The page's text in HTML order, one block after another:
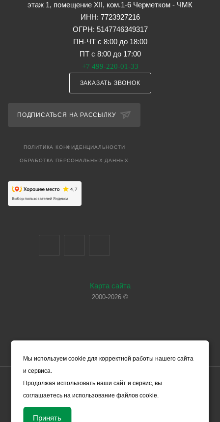
этаж 1, помещение XII, ком.1-6 Черметком - ЧМК
ИНН: 7723927216
ОГРН: 5147746349317
ПН-ЧТ с 8:00 до 18:00
ПТ с 8:00 до 17:00
+7 499-220-01-33
ЗАКАЗАТЬ ЗВОНОК
ПОДПИСАТЬСЯ НА РАССЫЛКУ
ПОЛИТИКА КОНФИДЕНЦИАЛЬНОСТИ
ОБРАБОТКА ПЕРСОНАЛЬНЫХ ДАННЫХ
Карта сайта
2000-2026 ©
Цены, указанные на сайте, носят справочный характер и не
являются офертой (в соответствии со ст. 435 ГК РФ). Они могут
Мы используем cookie для корректной работы нашего сайта
и сервиса.
Продолжая использовать наши сайт и сервис, вы
соглашаетесь на использование файлов cookie.
Принять